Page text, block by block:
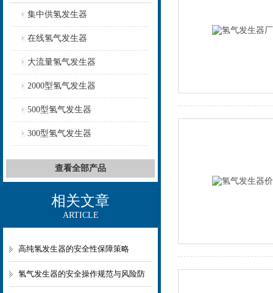
集中供氢发生器
在线氢气发生器
大流量氢气发生器
2000型氢气发生器
500型氢气发生器
300型氢气发生器
查看全部产品
相关文章
ARTICLE
高纯氢发生器的安全性保障策略
氢气发生器的安全操作规范与风险防